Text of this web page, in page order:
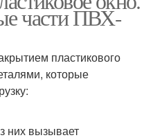
части ПВХ-
пластикового
которые
них вызывает